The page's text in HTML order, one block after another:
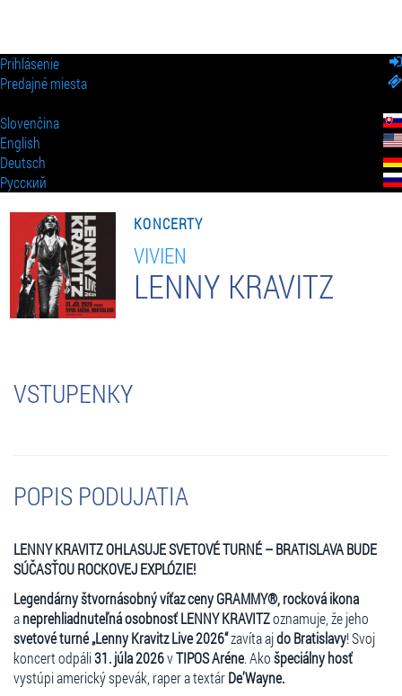
Prihlásenie
Predajné miesta
Slovenčina
English
Deutsch
Pусский
KONCERTY
VIVIEN
LENNY KRAVITZ
VSTUPENKY
POPIS PODUJATIA
LENNY KRAVITZ OHLASUJE SVETOVÉ TURNÉ – BRATISLAVA BUDE
SÚČASŤOU ROCKOVEJ EXPLÓZIE!
Legendárny štvornásobný víťaz ceny GRAMMY®, rocková ikona
aneprehliadnuteľná osobnosť LENNY KRAVITZoznamuje, že jeho
svetové turné „Lenny Kravitz Live 2026“zavíta ajdo Bratislavy! Svoj
koncert odpáli31. júla 2026vTIPOS Aréne. Akošpeciálny hosť
vystúpi americký spevák, raper a textárDe’Wayne.